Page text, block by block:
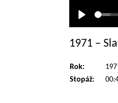
Přehrát
1971 –
Rok:
Stopáž: